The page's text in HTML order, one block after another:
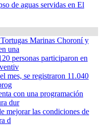
de aguas servidas en El
Marinas Choroní y
una
personas participaron en
mes, se registraron 11.040
con una programación
dur
mejorar las condiciones de
d